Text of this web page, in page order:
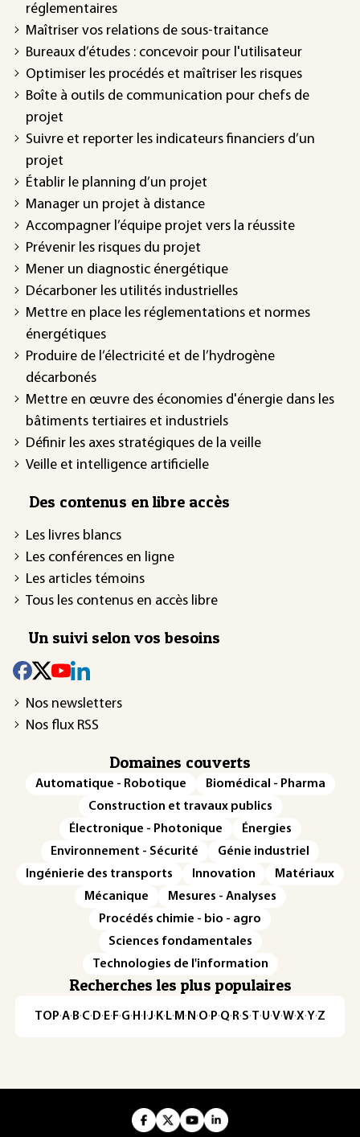
réglementaires
Maîtriser vos relations de sous-traitance
Bureaux d’études : concevoir pour l'utilisateur
Optimiser les procédés et maîtriser les risques
Boîte à outils de communication pour chefs de
projet
Suivre et reporter les indicateurs financiers d’un
projet
Établir le planning d’un projet
Manager un projet à distance
Accompagner l’équipe projet vers la réussite
Prévenir les risques du projet
Mener un diagnostic énergétique
Décarboner les utilités industrielles
Mettre en place les réglementations et normes
énergétiques
Produire de l’électricité et de l’hydrogène
décarbonés
Mettre en œuvre des économies d'énergie dans les
bâtiments tertiaires et industriels
Définir les axes stratégiques de la veille
Veille et intelligence artificielle
Des contenus en libre accès
Les livres blancs
Les conférences en ligne
Les articles témoins
Tous les contenus en accès libre
Un suivi selon vos besoins
Nos newsletters
Nos flux RSS
Domaines couverts
Automatique - Robotique
Biomédical - Pharma
Construction et travaux publics
Électronique - Photonique
Énergies
Environnement - Sécurité
Génie industriel
Ingénierie des transports
Innovation
Matériaux
Mécanique
Mesures - Analyses
Procédés chimie - bio - agro
Sciences fondamentales
Technologies de l'information
Recherches les plus populaires
TOP·A·B·C· D· E· F·G· H · ·J· K· L· M · N ·O· P·Q· R·S·T·U·V·W·X·Y·Z